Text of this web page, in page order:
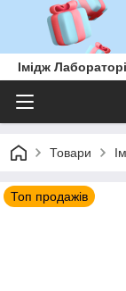
Імідж
Товари
Топ продажів